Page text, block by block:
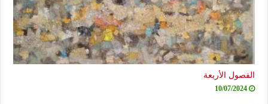
الفصول الأربعة
10/07/2024